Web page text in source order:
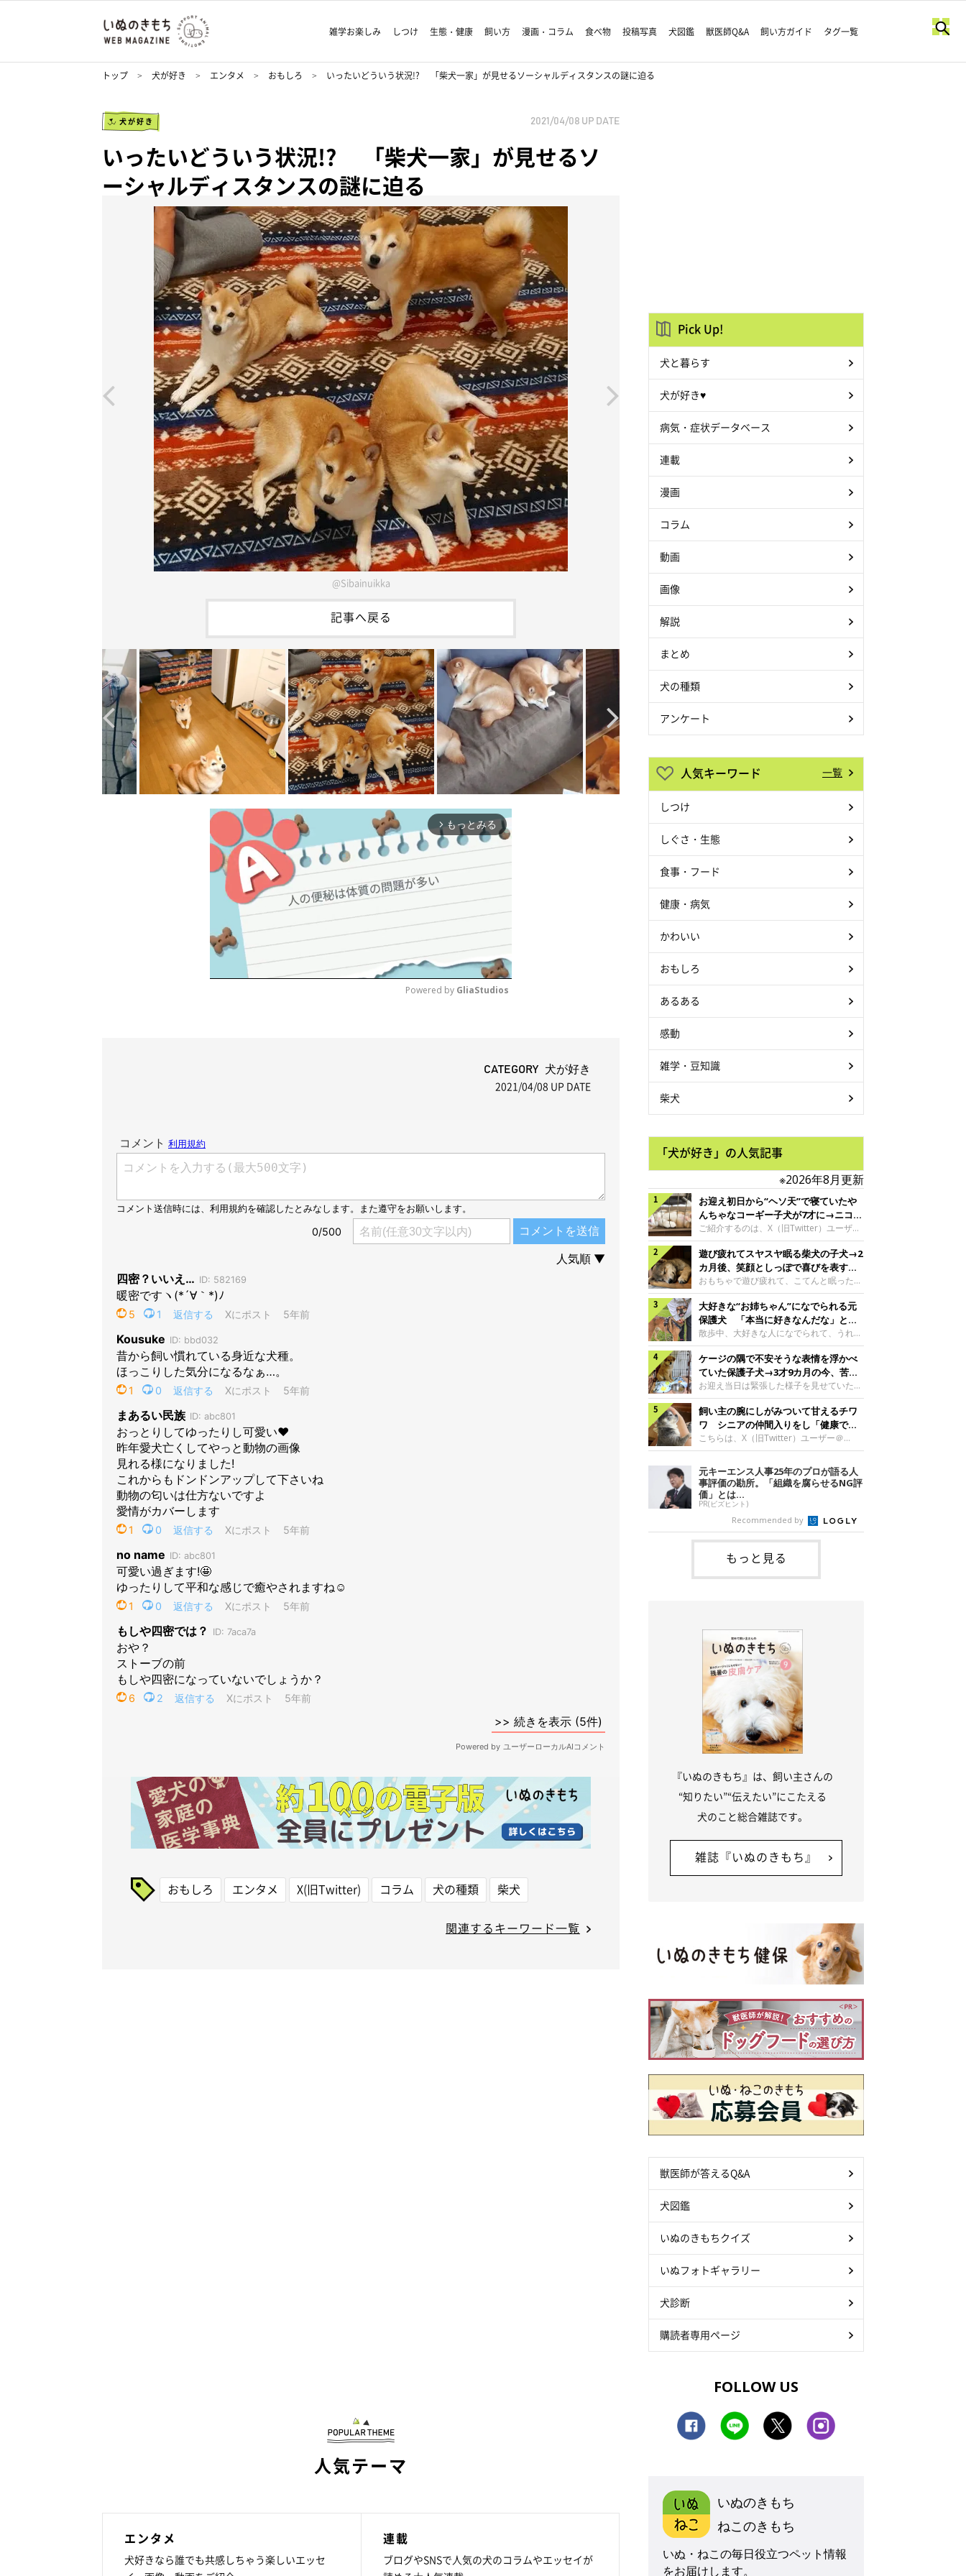
雑学お楽しみ しつけ 生態・健康 飼い方 漫画・コラム 食べ物 投稿写真 犬図鑑 獣医師Q&A 飼い方ガイド タグ一覧
トップ 犬が好き エンタメ おもしろ いったいどういう状況!? 「柴犬一家」が見せるソーシャルディスタンスの謎に迫る
犬が好き 2021/04/08 UP DATE
いったいどういう状況!? 「柴犬一家」が見せるソ
ーシャルディスタンスの謎に迫る
@Sibainuikka
記事へ戻る
arrow_forward_ios もっとみる
Powered by GliaStudios
CATEGORY 犬が好き
2021/04/08 UP DATE
おもしろ エンタメ X(旧Twitter) コラム 犬の種類 柴犬
関連するキーワード一覧
人気テーマ
エンタメ
犬好きなら誰でも共感しちゃう楽しいエッセ
連載
ブログやSNSで人気の犬のコラムやエッセイが
Pick Up!
犬と暮らす
犬が好き♥
病気・症状データベース
連載
漫画
コラム
動画
画像
解説
まとめ
犬の種類
アンケート
人気キーワード 一覧
しつけ
しぐさ・生態
食事・フード
健康・病気
かわいい
おもしろ
あるある
感動
雑学・豆知識
柴犬
「犬が好き」の人気記事
※2026年8月更新
お迎え初日から“ヘソ天”で寝ていたや
んちゃなコーギー子犬が7才に→ニコニ
コ“コーギースマイル”が魅力のコに成
長！
ご紹介するのは、X（旧Twitter）ユーザー
＠Kus1oKg2vsgdWS2さんの愛犬でウェル
シュ・コーギー・ペンブロークの神楽ちゃ
ん。今年の8月で7才になるという神楽ちゃ
んですが、いったいどんな子犬時代を過ご
したのでしょうか。今回は、神楽ちゃんの
成長を飼い主さんと振り返ります！神楽ち
ゃんの成長について聞いた！お迎えから数
日後の神楽ちゃん（撮影時生後2カ月）＠
Kus1oKg2vsgdWS2――お迎え当初の神楽
ちゃんの様子について教えてください。飼
い主さん： 「お迎え当日から“ヘソ天”で寝
るようなコでし
遊び疲れてスヤスヤ眠る柴犬の子犬→2
カ月後、笑顔としっぽで喜びを表すコ
に成長！
おもちゃで遊び疲れて、こてんと眠った子
犬。あれから2カ月、表情や行動にさまざ
まな変化が見られるようになりました。遊
び疲れて眠る生後2カ月のなっちゃん遊び
疲れた様子のなっちゃん。@Pkndg_紹介
するのは、X（旧Twitter）ユーザー
@Pkndg_さんの愛犬・なっちゃん（取材
時、生後4カ月／柴犬）。こちらの写真
は、なっちゃんが生後2カ月のころに撮影
された一枚です。この日、なっちゃんは家
族と一緒におもちゃで遊んでいました。た
くさん遊んで疲れたのか、その後は眠り始
めたそうです。眠るなっちゃん。
@Pkndg_
大好きな“お姉ちゃん”になでられる元
保護犬 「本当に好きなんだな」と感
じる表情にほっこり
散歩中、大好きな人になでられて、うれし
そうな表情を見せる元保護犬。甘えるよう
な姿に、見ているこちらまでほっこりしま
す。大好きな“お姉ちゃん”に甘える小次郎
くん妹さんになでてもらい、うれしそうな
表情を見せる小次郎くん（2026年6月撮
影）。@mika_Jimmy紹介するのは、X（旧
Twitter）ユーザー@mika_Jimmyさんの愛
犬・小次郎くん（撮影時5才）。こちら
は、飼い主さんの妹さんと一緒に散歩をし
日、飼い主さんは実家から自宅へ帰る途
中、妹さんと公園で待ち合わせ
ケージの隅で不安そうな表情を浮かべ
ていた保護子犬→3才9カ月の今、苦手
を克服し頼もしいコに成長！
お迎え当日は緊張した様子を見せていた元
野犬の保護子犬。あれから約3年半、苦手
だったことを一つひとつ克服し、家族に寄
り添う姿を見せています。お迎え当日、ケ
ージの隅で不安そうにお迎え当日のシルビ
アちゃん。@nemonemotos今回紹介する
のは、X（旧Twitter）ユーザー
@nemonemotosさんの愛犬・シルビアち
ゃん（撮影当時、生後推定2カ月）。飼い
主さんが「#最初に撮った一枚」として投
稿した写真には、ケージの隅で不安そうな
表情を浮かべるシルビアちゃんの姿が写っ
ていました。こちらは、保護犬だったシル
飼い主の腕にしがみついて甘えるチワ
ワ シニアの仲間入りをし「健康で穏
やかな暮らしが続いてほしい」と願う
こちらは、X（旧Twitter）ユーザー＠
kotubusuke617さんが投稿した写真。写
っているのは、愛犬でチワワのつぶしゃん
（本名：こつぶちゃん）です。飼い主さん
の腕にしがみつくつぶしゃん（撮影時6
才）＠kotubusuke617撮影当時の状況に
ついて伺うと、飼い主さんはこう教えてく
れました。飼い主さん： 「ある休日のこ
とです。私がソファに座った途端にひざの
上にのってきたので、そのままなでながら
テレビを見ていたのですが、微動だにしな
いので気になって見てみると、腕にしがみ
元キーエンス人事25年のプロが語る人
事評価の勘所。「組織を腐らせるNG評
価」とは...
PR(ビズヒント)
Recommended by
もっと見る
『いぬのきもち』は、飼い主さんの
“知りたい”“伝えたい”にこたえる
犬のこと総合雑誌です。
雑誌『いぬのきもち』
獣医師が答えるQ&A
犬図鑑
いぬのきもちクイズ
いぬフォトギャラリー
犬診断
購読者専用ページ
FOLLOW US
いぬのきもち
ねこのきもち
いぬ・ねこの毎日役立つペット情報
をお届けします。